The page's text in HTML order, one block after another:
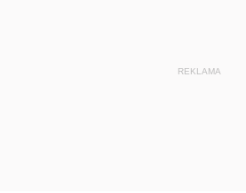
REKLAMA